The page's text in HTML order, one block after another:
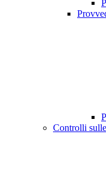
Controlli